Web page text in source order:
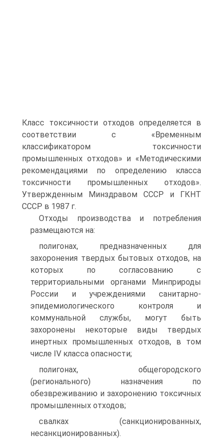
Класс токсичности отходов определяется в
соответствии с «Временным
классификатором токсичности
промышленных отходов» и «Методическими
рекомендациями по определению класса
токсичности промышленных отходов».
Утвержденным Минздравом СССР и ГКНТ
СССР в 1987 г.
Отходы производства и потребления
размещаются на:
полигонах, предназначенных для
захоронения твердых бытовых отходов, на
которых по согласованию с
территориальными органами Минприроды
России и учреждениями санитарно-
эпидемиологического контроля и
коммунальной службы, могут быть
захоронены некоторые виды твердых
инертных промышленных отходов, в том
числе IV класса опасности;
полигонах, общегородского
(регионального) назначения по
обезвреживанию и захоронению токсичных
промышленных отходов;
свалках (санкционированных,
несанкционированных).